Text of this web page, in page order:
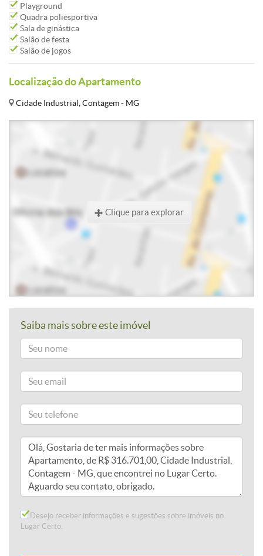
Playground
Quadra poliesportiva
Sala de ginástica
Salão de festa
Salão de jogos
Localização do Apartamento
Cidade Industrial, Contagem - MG
Clique para explorar
Saiba mais sobre este imóvel
Desejo receber informações e sugestões sobre imóveis no
Lugar Certo.